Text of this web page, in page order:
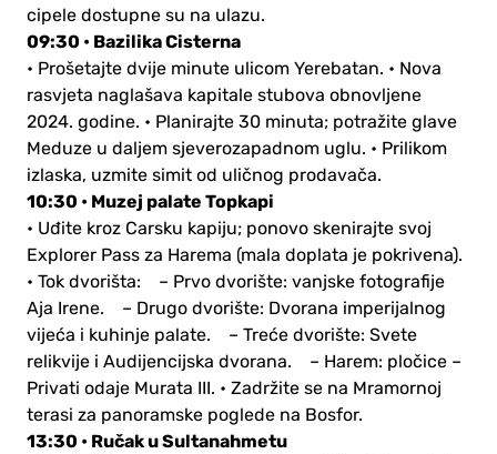
cipele dostupne su na ulazu.
09:30 • Bazilika Cisterna
• Prošetajte dvije minute ulicom Yerebatan. • Nova
rasvjeta naglašava kapitale stubova obnovljene
2024. godine. • Planirajte 30 minuta; potražite glave
Meduze u daljem sjeverozapadnom uglu. • Prilikom
izlaska, uzmite simit od uličnog prodavača.
10:30 • Muzej palate Topkapi
• Uđite kroz Carsku kapiju; ponovo skenirajte svoj
Explorer Pass za Harema (mala doplata je pokrivena).
• Tok dvorišta: – Prvo dvorište: vanjske fotografije
Aja Irene. – Drugo dvorište: Dvorana imperijalnog
vijeća i kuhinje palate. – Treće dvorište: Svete
relikvije i Audijencijska dvorana. – Harem: pločice –
Privati odaje Murata III. • Zadržite se na Mramornoj
terasi za panoramske poglede na Bosfor.
13:30 • Ručak u Sultanahmetu